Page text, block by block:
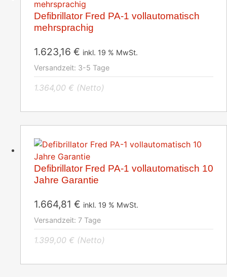
Defibrillator Fred PA-1 vollautomatisch
mehrsprachig
1.623,16 € inkl. 19 % MwSt.
Versandzeit: 3-5 Tage
1.364,00 € (Netto)
Defibrillator Fred PA-1 vollautomatisch 10
Jahre Garantie
1.664,81 € inkl. 19 % MwSt.
Versandzeit: 7 Tage
1.399,00 € (Netto)